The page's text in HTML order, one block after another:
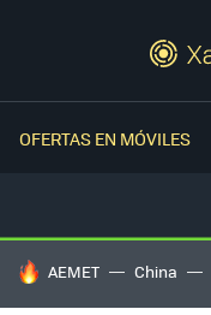
OFERTAS EN MÓVILES
HOY SE HABLA DE
AEMET China